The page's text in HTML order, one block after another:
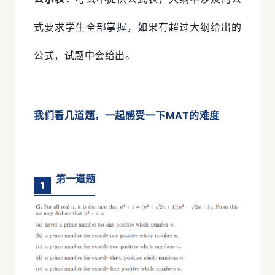
式要求学生全部掌握，如果有超过大纲给出的
公式，试题中会给出。
我们看几道题，一起感受一下MAT的难度
1
第一道题